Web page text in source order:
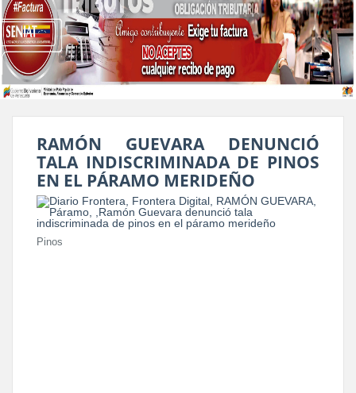
RAMÓN GUEVARA DENUNCIÓ
TALA INDISCRIMINADA DE PINOS
EN EL PÁRAMO MERIDEÑO
Pinos